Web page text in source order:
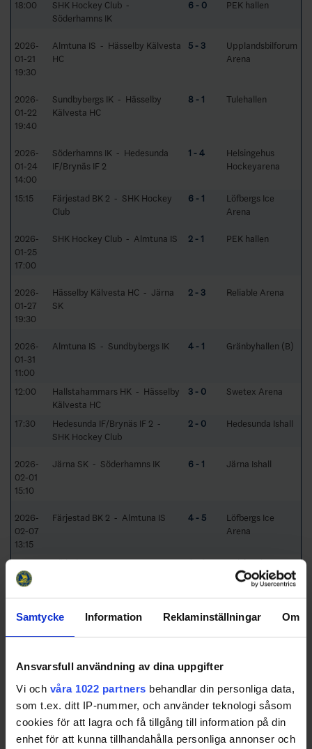
Samtycke Information Reklaminställningar Om
Ansvarsfull användning av dina uppgifter
Vi och våra 1022 partners behandlar din personliga data,
som t.ex. ditt IP-nummer, och använder teknologi såsom
cookies för att lagra och få tillgång till information på din
enhet för att kunna tillhandahålla personliga annonser och
18:00
SHK Hockey Club -
Söderhamns IK
6 - 0 PEK hallen
2026-
01-21
19:30
Almtuna IS - Hässelby Kälvesta
HC
5 - 3
Upplandsbilforum
Arena
2026-
01-22
19:40
Sundbybergs IK - Hässelby
Kälvesta HC
8 - 1 Tulehallen
2026-
01-24
14:00
Söderhamns IK - Hedesunda
IF/Brynäs IF 2
1 - 4
Helsingehus
Hockeyarena
15:15
Färjestad BK 2 - SHK Hockey
Club
6 - 1
Löfbergs Ice
Arena
2026-
01-25
17:00
SHK Hockey Club - Almtuna IS 2 - 1 PEK hallen
2026-
01-27
19:30
Hässelby Kälvesta HC - Järna
SK
2 - 3 Reliable Arena
2026-
01-31
11:00
Almtuna IS - Sundbybergs IK 4 - 1 Gränbyhallen (B)
12:00
Hallstahammars HK - Hässelby
Kälvesta HC
3 - 0 Swetex Arena
17:30
Hedesunda IF/Brynäs IF 2 -
SHK Hockey Club
2 - 0 Hedesunda Ishall
2026-
02-01
15:10
Järna SK - Söderhamns IK 6 - 1 Järna Ishall
2026-
02-07
13:15
Färjestad BK 2 - Almtuna IS 4 - 5
Löfbergs Ice
Arena
14:00
Söderhamns IK -
6 - 1
Helsingehus
Hockeyarena
2026-
18:00
SHK Hockey Club - Järna SK 4 - 1 PEK hallen
2026-
02-10
Hässelby Kälvesta HC -
Almtuna IS
1 - 3 Reliable Arena
2026- Hallstahammars HK - SHK 2 - 3 Swetex Arena